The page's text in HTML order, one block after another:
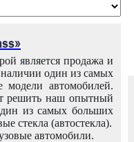
является продажа и
наличии один из самых
модели автомобилей.
решить наш опытный
из самых больших
стекла (автостекла).
автомобили.